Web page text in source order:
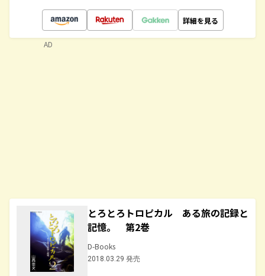
詳細を見る
とろとろトロピカル ある旅の記録と
記憶。 第2巻
D-Books
2018.03.29 発売
AD